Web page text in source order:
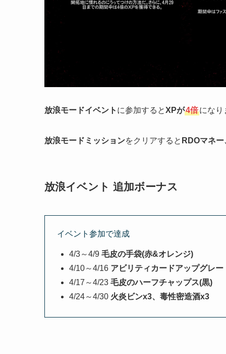
放浪モードイベント に参加するとXPが4倍になり
放浪モードミッションをクリアすると RDOマネ
放浪イベント 追加ボーナス
イベント参加で達成
4/3～4/9 毛皮の手袋(赤&オレンジ)
4/10～4/16 アビリティカードアップグレー
4/17～4/23 毛皮のハーフチャップス(黒)
4/24～4/30 火炎ビンx3、毒性密造酒x3